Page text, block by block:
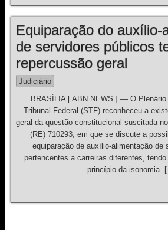
Equiparação do auxílio-
de servidores públicos
repercussão geral
Judiciário
BRASÍLIA [ ABN NEWS ] — O Plenário
Tribunal Federal (STF) reconheceu a
geral da questão constitucional suscitada
(RE) 710293, em que se discute a
equiparação de auxílio-alimentação de
pertencentes a carreiras diferentes,
princípio da isonomia.